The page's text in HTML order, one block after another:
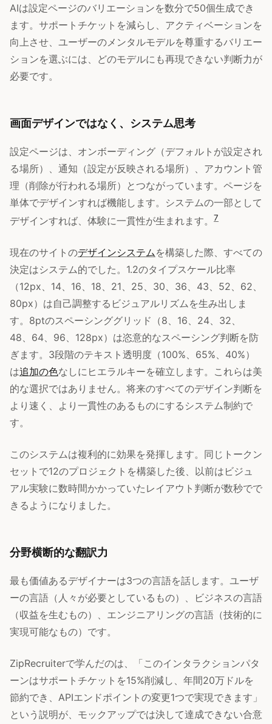
AIは設定ページのバリエーションを数分で50個生成でき
ます。サポートチケットを減らし、アクティベーションを
向上させ、ユーザーのメンタルモデルを尊重するバリエー
ションを選ぶには、どのモデルにも再現できない判断力が
必要です。
画面デザインではなく、システム思考
設定ページは、オンボーディング（デフォルトが設定され
る場所）、通知（設定が反映される場所）、アカウント管
理（削除が行われる場所）とつながっています。ページを
単体でデザインすれば機能します。システムの一部として
デザインすれば、体験に一貫性が生まれます。
7
現在のサイトのデザインシステムを構築した際、すべての
決定はシステム的でした。1.2のタイプスケール比率
（12px、14、16、18、21、25、30、36、43、52、62、
80px）は自己調整するビジュアルリズムを生み出しま
す。8ptのスペーシンググリッド（8、16、24、32、
48、64、96、128px）は恣意的なスペーシング判断を防
ぎます。3段階のテキスト透明度（100%、65%、40%）
は追加の色なしにヒエラルキーを確立します。これらは美
的な選択ではありません。将来のすべてのデザイン判断を
より速く、より一貫性のあるものにするシステム制約で
す。
このシステムは複利的に効果を発揮します。同じトークン
セットで12のプロジェクトを構築した後、以前はビジュ
アル実験に数時間かかっていたレイアウト判断が数秒でで
きるようになりました。
分野横断的な翻訳力
最も価値あるデザイナーは3つの言語を話します。ユーザ
ーの言語（人々が必要としているもの）、ビジネスの言語
（収益を生むもの）、エンジニアリングの言語（技術的に
実現可能なもの）です。
ZipRecruiterで学んだのは、「このインタラクションパタ
ーンはサポートチケットを15%削減し、年間20万ドルを
節約でき、APIエンドポイントの変更1つで実現できます」
という説明が、モックアップでは決して達成できない合意